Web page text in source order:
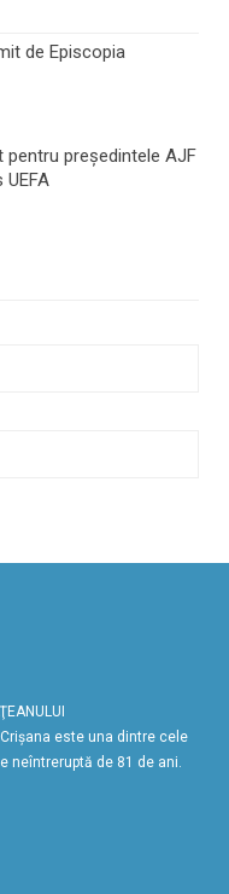
de Episcopia
preşedintele AJF
este una dintre cele
neîntreruptă de 81 de ani.